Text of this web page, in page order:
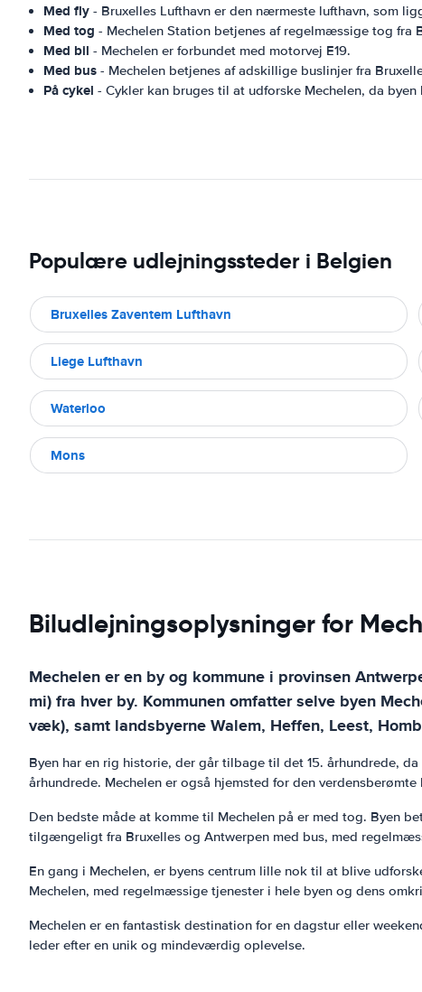
Med fly - Bruxelles Lufthavn er den nærmeste lufthavn, som
Med tog - Mechelen Station betjenes af regelmæssige tog fra
Med bil - Mechelen er forbundet med motorvej E19.
Med bus - Mechelen betjenes af adskillige buslinjer fra
På cykel - Cykler kan bruges til at udforske Mechelen, da byen
Populære udlejningssteder i Belgien
Bruxelles Zaventem Lufthavn
Liege Lufthavn
Waterloo
Mons
Biludlejningsoplysninger for
Mechelen er en by og kommune i provinsen
mi) fra hver by. Kommunen omfatter selve byen
væk), samt landsbyerne Walem, Heffen, Leest,
Byen har en rig historie, der går tilbage til det 15. århundrede,
århundrede. Mechelen er også hjemsted for den
Den bedste måde at komme til Mechelen på er med tog. Byen
tilgængeligt fra Bruxelles og Antwerpen med bus, med
En gang i Mechelen, er byens centrum lille nok til at blive
Mechelen, med regelmæssige tjenester i hele byen og dens
Mechelen er en fantastisk destination for en dagstur eller
leder efter en unik og mindeværdig oplevelse.